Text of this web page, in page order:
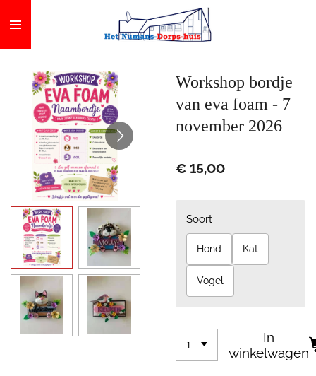
direct
naar
hoofdinhoud
Workshop bordje
van eva foam - 7
november 2026
€ 15,00
Soort
Hond Kat
Vogel
In
winkelwagen